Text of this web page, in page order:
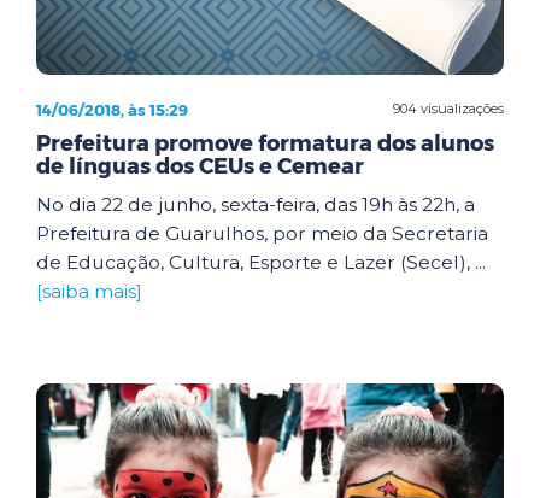
904 visualizações
14/06/2018, às 15:29
Prefeitura promove formatura dos alunos
de línguas dos CEUs e Cemear
No dia 22 de junho, sexta-feira, das 19h às 22h, a
Prefeitura de Guarulhos, por meio da Secretaria
de Educação, Cultura, Esporte e Lazer (Secel), ...
[saiba mais]